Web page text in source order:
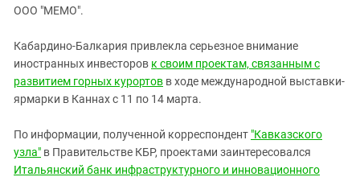
ИНАКОМЫСЛИЕ В ЧЕЧНЕ
ПРЕСЛЕДОВАНИЕ АКТИВИСТОВ
МОБИЛИЗАЦИЯ И ПРОТЕСТЫ
Дагестан
Ингушетия
Кабардино-Балкария
Калмыкия
Краснодарский край
Нагорный Карабах
ООО "МЕМО".
Кабардино-Балкария привлекла серьезное внимание
иностранных инвесторов к своим проектам, связанным с
развитием горных курортов в ходе международной выставки-
ярмарки в Каннах с 11 по 14 марта.
По информации, полученной корреспондент "Кавказского
узла" в Правительстве КБР, проектами заинтересовался
Итальянский банк инфраструктурного и инновационного